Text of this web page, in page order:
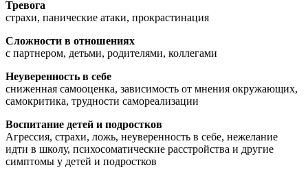
Тревога
страхи, панические атаки, прокрастинация
Сложности в отношениях
с партнером, детьми, родителями, коллегами
Неуверенность в себе
сниженная самооценка, зависимость от мнения окружающих,
самокритика, трудности самореализации
Воспитание детей и подростков
Агрессия, страхи, ложь, неуверенность в себе, нежелание
идти в школу, психосоматические расстройства и другие
симптомы у детей и подростков